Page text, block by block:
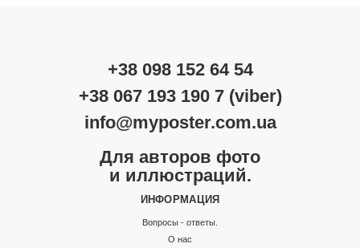
+38 098 152 64 54
+38 067 193 190 7 (viber)
info@myposter.com.ua
Для авторов фото
и иллюстраций.
ИНФОРМАЦИЯ
Вопросы - ответы.
О нас